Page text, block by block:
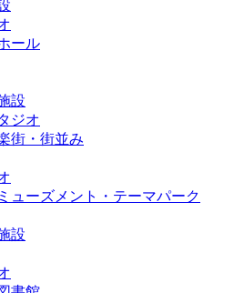
ール
設
ジオ
街・街並み
ューズメント・テーマパーク
設